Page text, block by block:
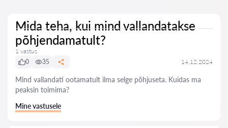
Mida teha, kui mind vallandatakse
põhjendamatult?
1 vastus
0
35 14.12.2024
Mind vallandati ootamatult ilma selge põhjuseta. Kuidas ma
peaksin toimima?
Mine vastusele